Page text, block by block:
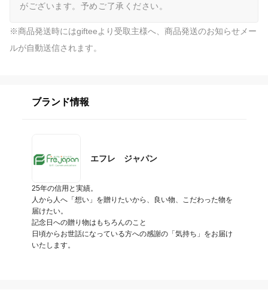
がございます。予めご了承ください。
※商品発送時にはgifteeより受取主様へ、商品発送のお知らせメー
ルが自動送信されます。
ブランド情報
エフレ ジャパン
25年の信用と実績。
人から人へ「想い」を贈りたいから、良い物、こだわった物を
届けたい。
記念日への贈り物はもちろんのこと
日頃からお世話になっている方への感謝の「気持ち」をお届け
いたします。